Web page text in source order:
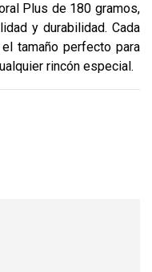
Plus de 180 gramos,
y durabilidad. Cada
tamaño perfecto para
rincón especial.